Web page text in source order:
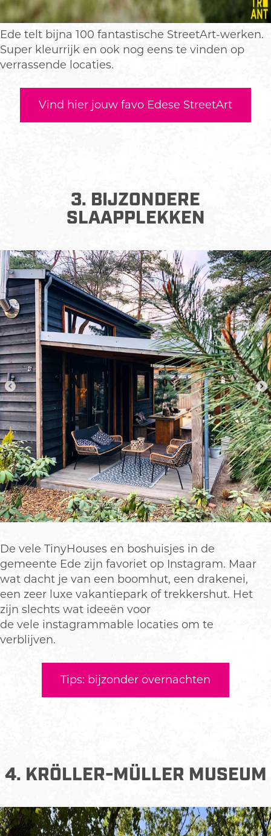
Ede telt bijna 100 fantastische StreetArt-werken.
Super kleurrijk en ook nog eens te vinden op
verrassende locaties. ​
Vind hier jouw favo Edese StreetArt
3. BIJZONDERE
SLAAPPLEKKEN
De vele TinyHouses en boshuisjes in de
gemeente Ede zijn favoriet op Instagram. Maar
wat dacht je van een boomhut, een drakenei,
een zeer luxe vakantiepark of trekkershut. Het
zijn slechts wat ideeën voor
de vele instagrammable locaties om te
verblijven.
Tips: bijzonder overnachten
4. KRÖLLER-MÜLLER MUSEUM